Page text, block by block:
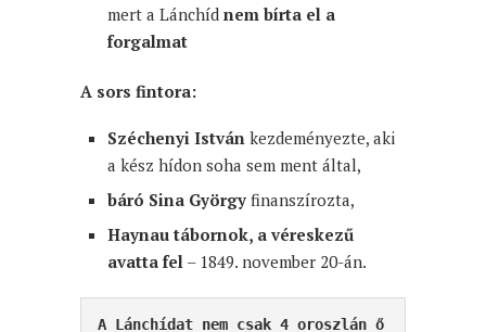
mert a Lánchíd nem bírta el a
forgalmat
A sors fintora:
Széchenyi István kezdeményezte, aki
a kész hídon soha sem ment által,
báró Sina György finanszírozta,
Haynau tábornok, a véreskezű
avatta fel – 1849. november 20-án.
A Lánchídat nem csak 4 oroszlán ő